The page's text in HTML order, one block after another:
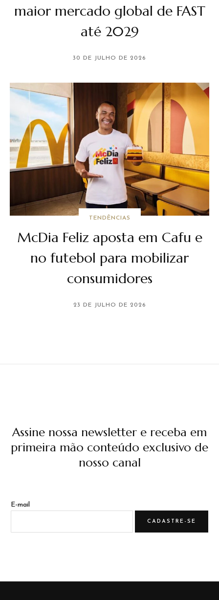
maior mercado global de FAST
até 2029
30 DE JULHO DE 2026
TENDÊNCIAS
McDia Feliz aposta em Cafu e
no futebol para mobilizar
consumidores
23 DE JULHO DE 2026
Assine nossa newsletter e receba em
primeira mão conteúdo exclusivo de
nosso canal
E-mail